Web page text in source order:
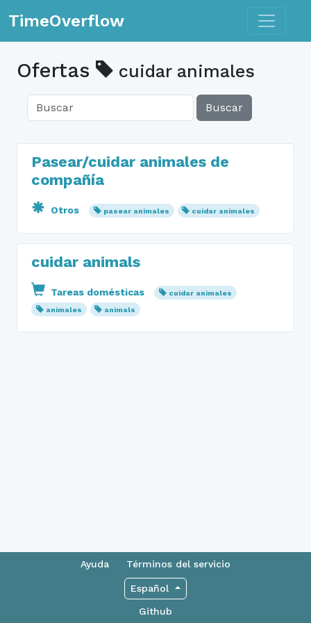
TimeOverflow Toggle
Ofertas cuidar animales
Buscar
Pasear/cuidar animales de
compañía
Otros pasear animales cuidar animales
cuidar animals
Tareas domésticas
cuidar animales
animales
animals
Ayuda Términos del servicio
Español
Github